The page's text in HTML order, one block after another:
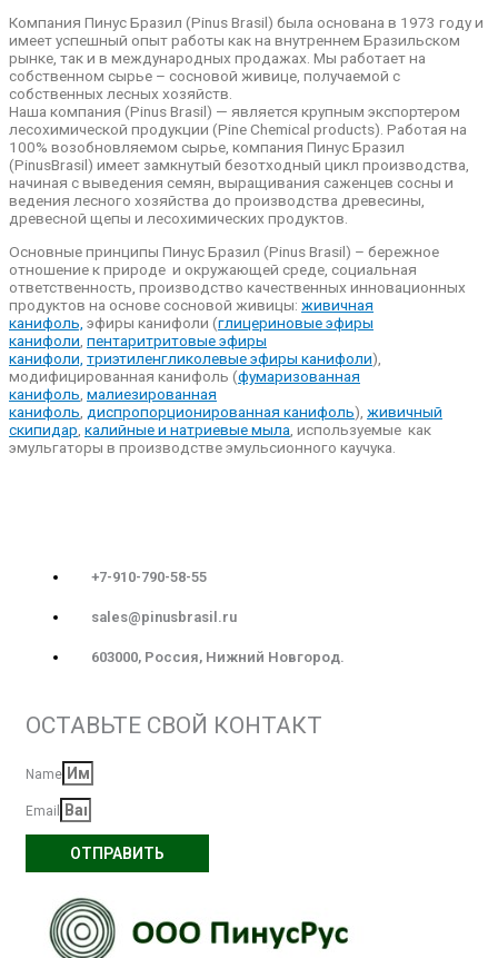
Компания Пинус Бразил (Pinus Brasil) была основана в 1973 году и
имеет успешный опыт работы как на внутреннем Бразильском
рынке, так и в международных продажах. Мы работает на
собственном сырье – сосновой живице, получаемой с
собственных лесных хозяйств.
Наша компания (Pinus Brasil) — является крупным экспортером
лесохимической продукции (Pine Chemical products). Работая на
100% возобновляемом сырье, компания Пинус Бразил
(PinusBrasil) имеет замкнутый безотходный цикл производства,
начиная с выведения семян, выращивания саженцев сосны и
ведения лесного хозяйства до производства древесины,
древесной щепы и лесохимических продуктов.
Основные принципы Пинус Бразил (Pinus Brasil) – бережное
отношение к природе и окружающей среде, социальная
ответственность, производство качественных инновационных
продуктов на основе сосновой живицы: живичная
канифоль, эфиры канифоли (глицериновые эфиры
канифоли пентаритритовые эфиры
канифоли, триэтиленгликолевые эфиры канифоли),
модифицированная канифоль (фумаризованная
канифоль малиезированная
канифоль диспропорционированная канифоль), живичный
скипидар калийные и натриевые мыла , используемые как
эмульгаторы в производстве эмульсионного каучука.
+7-910-790-58-55
sales@pinusbrasil.ru
603000, Россия, Нижний Новгород.
ОСТАВЬТЕ СВОЙ КОНТАКТ
Name
Email
ОТПРАВИТЬ